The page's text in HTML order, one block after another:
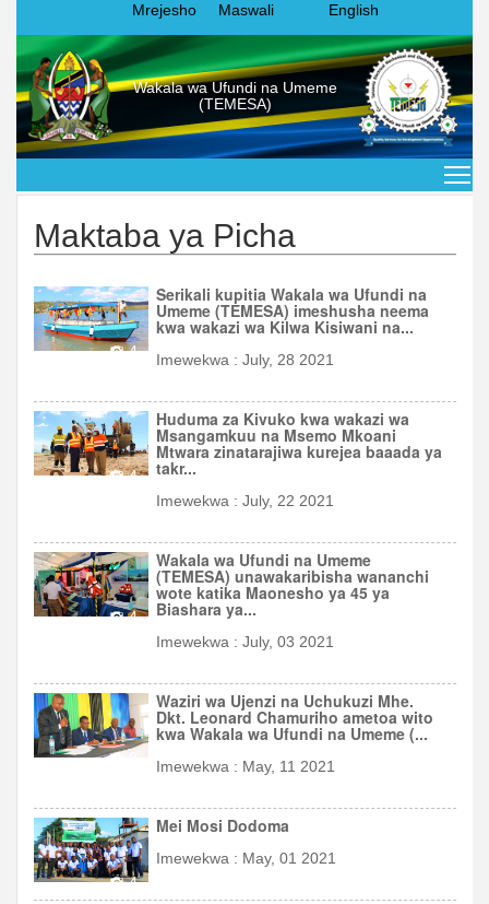
English
Maswali
Mrejesho
Wakala wa Ufundi na Umeme
(TEMESA)
Maktaba ya Picha
4
Serikali kupitia Wakala wa Ufundi na
Umeme (TEMESA) imeshusha neema
kwa wakazi wa Kilwa Kisiwani na...
Imewekwa : July, 28 2021
4
Huduma za Kivuko kwa wakazi wa
Msangamkuu na Msemo Mkoani
Mtwara zinatarajiwa kurejea baaada ya
takr...
Imewekwa : July, 22 2021
4
Wakala wa Ufundi na Umeme
(TEMESA) unawakaribisha wananchi
wote katika Maonesho ya 45 ya
Biashara ya...
Imewekwa : July, 03 2021
Waziri wa Ujenzi na Uchukuzi Mhe.
Dkt. Leonard Chamuriho ametoa wito
kwa Wakala wa Ufundi na Umeme (...
Imewekwa : May, 11 2021
4
Mei Mosi Dodoma
Imewekwa : May, 01 2021